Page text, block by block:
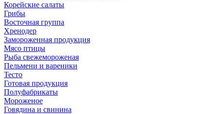
Корейские салаты
Грибы
Восточная группа
Хренодер
Замороженная продукция
Мясо птицы
Рыба свежемороженая
Пельмени и вареники
Тесто
Готовая продукция
Полуфабрикаты
Мороженое
Говядина и свинина